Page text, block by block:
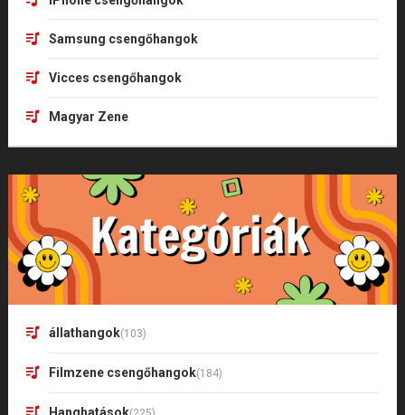
Samsung csengőhangok
Vicces csengőhangok
Magyar Zene
állathangok(103)
Filmzene csengőhangok(184)
Hanghatások